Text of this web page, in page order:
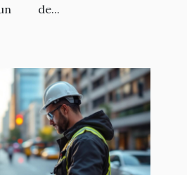
de...